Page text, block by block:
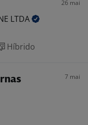
26 mai
LTDA
Híbrido
7 mai